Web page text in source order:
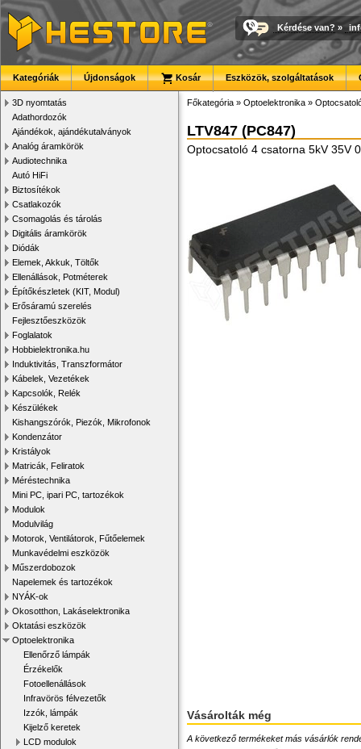
Kérdése van? »
Kategóriák Újdonságok Kosár Eszközök, szolgáltatások
3D nyomtatás
Adathordozók
Ajándékok, ajándékutalványok
Analóg áramkörök
Audiotechnika
Autó HiFi
Biztosítékok
Csatlakozók
Csomagolás és tárolás
Digitális áramkörök
Diódák
Elemek, Akkuk, Töltők
Ellenállások, Potméterek
Építőkészletek (KIT, Modul)
Erősáramú szerelés
Fejlesztőeszközök
Foglalatok
Hobbielektronika.hu
Induktivitás, Transzformátor
Kábelek, Vezetékek
Kapcsolók, Relék
Készülékek
Kishangszórók, Piezók, Mikrofonok
Kondenzátor
Kristályok
Matricák, Feliratok
Méréstechnika
Mini PC, ipari PC, tartozékok
Modulok
Modulvilág
Motorok, Ventilátorok, Fűtőelemek
Munkavédelmi eszközök
Műszerdobozok
Napelemek és tartozékok
NYÁK-ok
Okosotthon, Lakáselektronika
Oktatási eszközök
Optoelektronika
Ellenőrző lámpák
Érzékelők
Fotoellenállások
Infravörös félvezetők
Izzók, lámpák
Kijelző keretek
LCD modulok
Főkategória » Optoelektronika »
LTV847 (PC847)
Optocsatoló 4 csatorna 5kV 35V
Vásárolták még
A következő termékeket más vásárlók